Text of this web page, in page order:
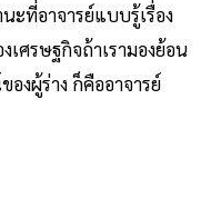
ะที่อาจารย์แบบรู้เรื่อง
งเศรษฐกิจถ้าเรามองย้อน
องผู้ร่าง ก็คืออาจารย์